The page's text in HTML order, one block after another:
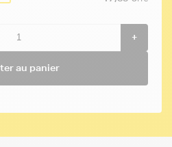
+
au panier